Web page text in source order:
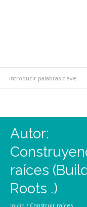
Autor:
raíces
Roots .)
Inicio / Construir raíces